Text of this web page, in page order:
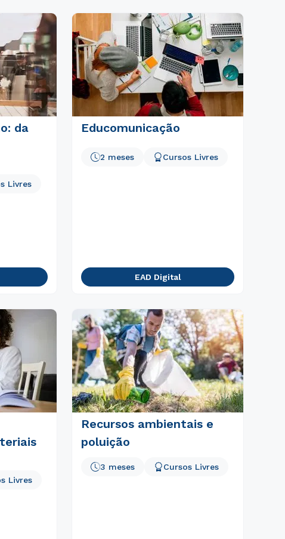
da
Livres
Educomunicação
Cursos Livres
2 meses
EAD Digital
Livres
Recursos ambientais e
poluição
Cursos Livres
3 meses